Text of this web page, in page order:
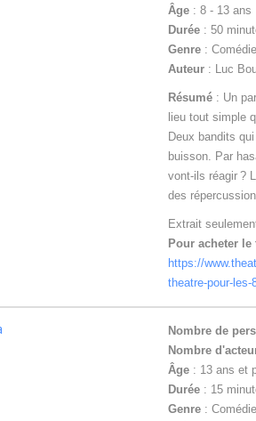
Âge: 8 - 13 ans
Durée: 50
Genre: Comédie
Auteur: Luc
Résumé: Un
lieu tout simple
Deux bandits
buisson. Par
vont-ils réagir ?
des
Extrait
Pour acheter
https://
theatre-pour-les-
Nombre de
Nombre
Âge: 13 ans et
Durée: 15
Genre: Comédie